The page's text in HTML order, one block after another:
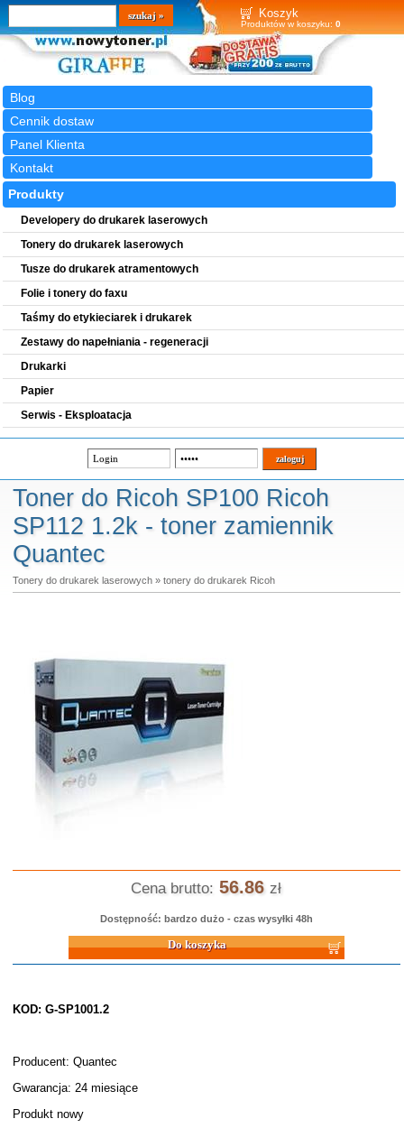
Koszyk
Produktów w koszyku: 0
Blog
Cennik dostaw
Panel Klienta
Kontakt
Wyszukiwarka
szukaj
Produkty
Developery do drukarek laserowych
Tonery do drukarek laserowych
Tusze do drukarek atramentowych
Folie i tonery do faxu
Taśmy do etykieciarek i drukarek
Zestawy do napełniania - regeneracji
Drukarki
Papier
Serwis - Eksploatacja
Toner do Ricoh SP100 Ricoh
SP112 1.2k - toner zamiennik
Quantec
Tonery do drukarek laserowych» tonery do drukarek Ricoh
Cena brutto: 56.86 zł
Dostępność: bardzo dużo - czas wysyłki 48h
Do koszyka
KOD: G-SP1001.2
Producent: Quantec
Gwarancja: 24 miesiące
Produkt nowy